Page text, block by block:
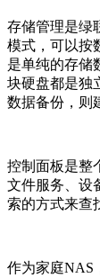
存储管理是绿
模式，可以按
是单纯的存储
块硬盘都是独
数据备份，则
控制面板是整
文件服务、设
索的方式来查
作为家庭NAS